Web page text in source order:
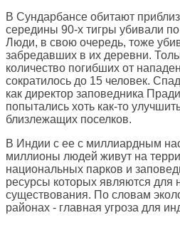
В Сундарбансе обитают
середины 90-х тигры убивали
Люди, в свою очередь, тоже
забредавших в их деревни.
количество погибших от
сократилось до 15 человек.
как директор заповедника
попытались хоть как-то
близлежащих поселков.
В Индии с ее с миллиардным
миллионы людей живут на
национальных парков и
ресурсы которых являются для
существования. По словам
районах - главная угроза для